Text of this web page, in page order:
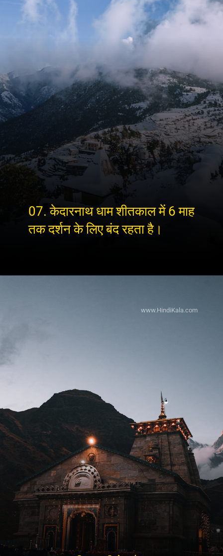
07. केदारनाथ धाम शीतकाल में 6 माह
तक दर्शन के लिए बंद रहता है।
www.HindiKala.com